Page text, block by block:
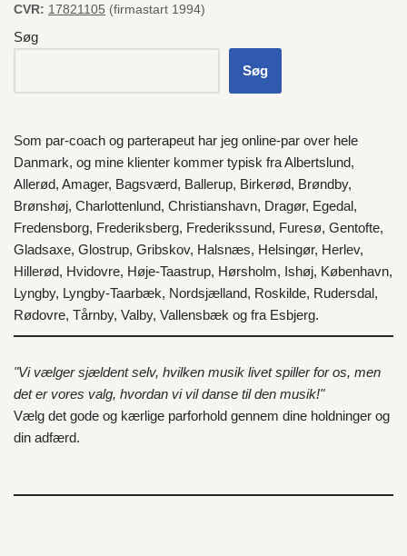
CVR: 17821105 (firmastart 1994)
Søg
Søg
Som par-coach og parterapeut har jeg online-par over hele
Danmark, og mine klienter kommer typisk fraAlbertslund,
Allerød, Amager, Bagsværd, Ballerup, Birkerød, Brøndby,
Brønshøj, Charlottenlund, Christianshavn, Dragør, Egedal,
Fredensborg, Frederiksberg, Frederikssund, Furesø, Gentofte,
Gladsaxe, Glostrup, Gribskov, Halsnæs, Helsingør, Herlev,
Hillerød, Hvidovre, Høje-Taastrup, Hørsholm, Ishøj, København,
Lyngby, Lyngby-Taarbæk, Nordsjælland, Roskilde, Rudersdal,
Rødovre, Tårnby, Valby, Vallensbæk og fra Esbjerg.
"Vi vælger sjældent selv, hvilken musik livet spiller for os, men
det er vores valg, hvordan vi vil danse til den musik!"
Vælg det gode og kærlige parforhold gennem dine holdninger og
din adfærd.